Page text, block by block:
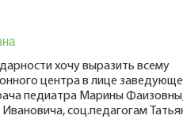
хочу выразить всему
центра в лице
педиатра Марины
соц.педагогам